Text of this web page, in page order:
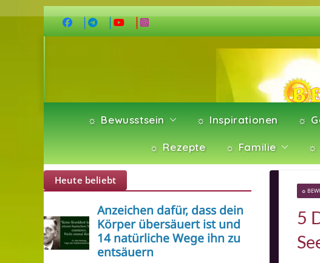
Inhalt
☼ Bewusstsein ☼ Inspirationen ☼
☼ Rezepte ☼ Familie ☼
☼
5
Heute beliebt